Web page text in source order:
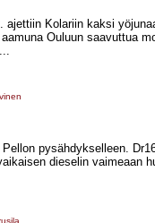
ajettiin Kolariin kaksi
Ouluun saavuttua
Pellon pysähdykselleen.
dieselin vaimeaan